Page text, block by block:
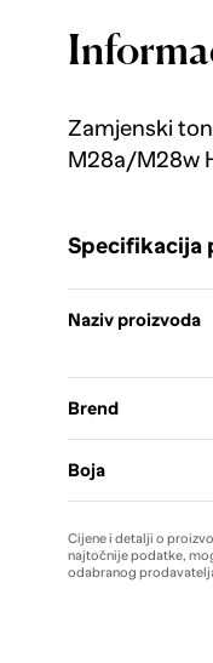
Zamjenski
M28a/M28w
Specifikacija
Naziv proizvoda
Brend
Boja
Cijene i detalji o
najtočnije podatke,
odabranog